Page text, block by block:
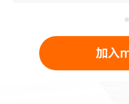
加入